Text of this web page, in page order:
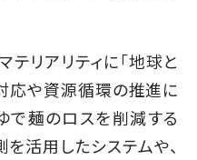
テリアリティに「地球と
応や資源循環の推進に
で麺のロスを削減する
活用したシステムや、